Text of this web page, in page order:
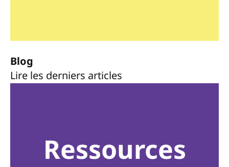
Blog
Lire les derniers articles
Ressources